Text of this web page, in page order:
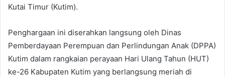
Kutai Timur (Kutim).
Penghargaan ini diserahkan langsung oleh Dinas
Pemberdayaan Perempuan dan Perlindungan Anak (DPPA)
Kutim dalam rangkaian perayaan Hari Ulang Tahun (HUT)
ke-26 Kabupaten Kutim yang berlangsung meriah di